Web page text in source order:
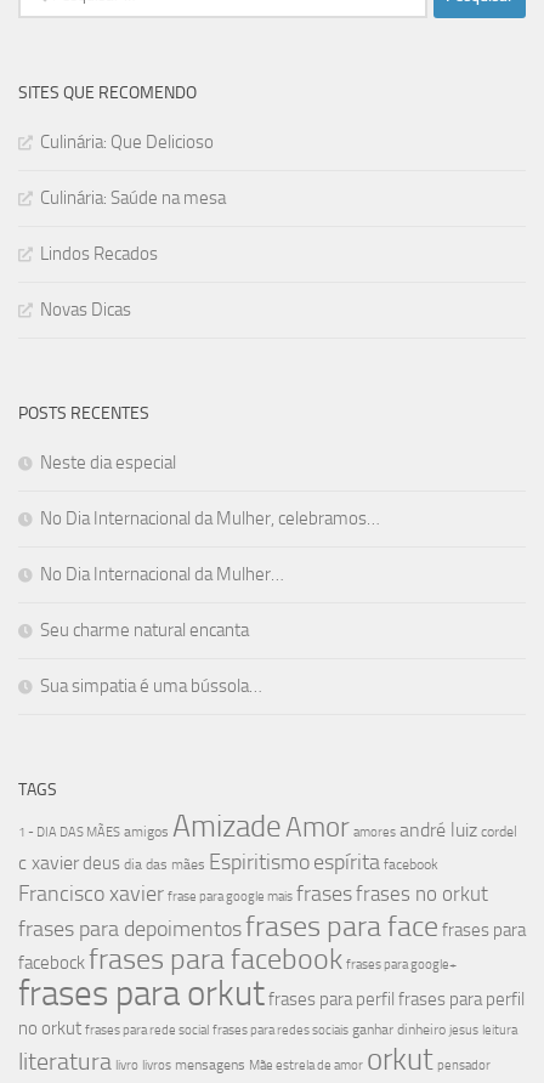
por:
SITES QUE RECOMENDO
Culinária: Que Delicioso
Culinária: Saúde na mesa
Lindos Recados
Novas Dicas
POSTS RECENTES
Neste dia especial
No Dia Internacional da Mulher, celebramos…
No Dia Internacional da Mulher…
Seu charme natural encanta
Sua simpatia é uma bússola…
TAGS
1 - DIA DAS MÃES amigos AmizadeAmor amores andré luiz cordel
c xavier deus dia das mães Espiritismoespírita facebook
Francisco xavier frase para google mais frasesfrases no orkut
frases para depoimentosfrases para face frases para
facebockfrases para facebook frases para google+
frases para orkutfrases para perfil frases para perfil
no orkut frases para rede social frases para redes sociais ganhar dinheiro jesus leitura
literatura livro livros mensagens Mãe estrela de amor orkut pensador